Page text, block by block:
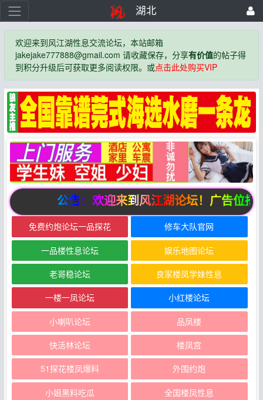
湖北
欢迎来到风江湖性息交流论坛，本站邮箱
jakejake777888@gmail.com 请收藏保存，分享有价值的帖子得
到积分升级后可获取更多阅读权限。或点击此处购买VIP
公告：欢迎来到风江湖论坛！广告位招
免费约炮论坛一品探花 修车大队官网
一品楼性息论坛 娱乐地图论坛
老哥稳论坛 良家楼凤学妹性息
一楼一凤论坛 小红楼论坛
小喇叭论坛 品凤楼
快活林论坛 楼凤宫
51探花楼凤爆料 外围约炮
小姐黑料吃瓜 全国楼凤性息